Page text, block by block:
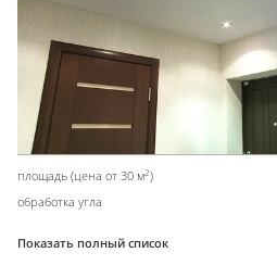
площадь (цена от 30 м2)
обработка угла
Показать полный список